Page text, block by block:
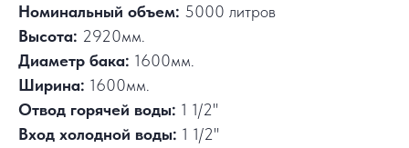
Номинальный объем: 5000 литров
Высота: 2920мм.
Диаметр бака: 1600мм.
Ширина: 1600мм.
Отвод горячей воды: 1 1/2"
Вход холодной воды: 1 1/2"